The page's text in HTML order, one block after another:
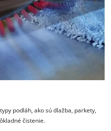
podláh, ako sú dlažba, parkety,
čistenie.